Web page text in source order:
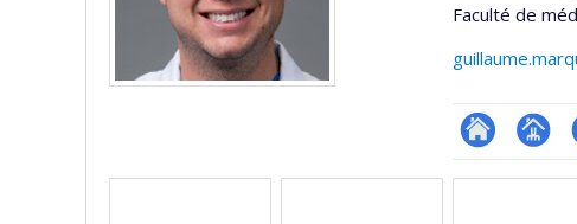
Faculté de
ResearchGate
Page
Médias